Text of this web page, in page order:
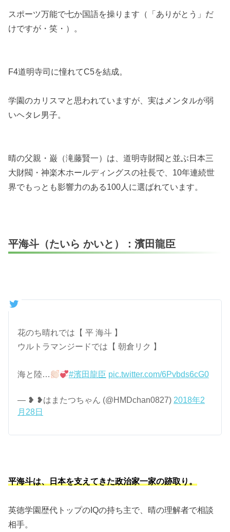
スポーツ万能で七か国語を操ります（「ありがとう」だ
けですが・笑・）。
F4道明寺司に憧れてC5を結成。
学園のカリスマと思われていますが、実はメンタルが弱
いヘタレ男子。
晴の父親・巌（滝藤賢一）は、道明寺財閥と並ぶ日本三
大財閥・神楽木ホールディングスの社長で、10年連続世
界でもっとも影響力のある100人に選ばれています。
平海斗（たいら かいと）：濱田龍臣
花のち晴れでは【 平 海斗 】
ウルトラマンジードでは【 朝倉リク 】
海と陸… #濱田龍臣 pic.twitter.com/6Pvbds6cG0
— ❥ ❥はまたつちゃん (@HMDchan0827) 2018年2
月28日
平海斗は、日本を支えてきた政治家一家の跡取り。
英徳学園歴代トップのIQの持ち主で、晴の理解者で相談
相手。